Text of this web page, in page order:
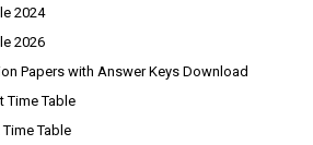
2024
2026
Papers with Answer Keys Download
Time Table
Table